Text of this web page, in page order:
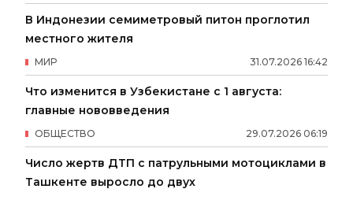
В Индонезии семиметровый питон проглотил
местного жителя
31.07.2026 16:42
МИР
Что изменится в Узбекистане с 1 августа:
главные нововведения
29.07.2026 06:19
ОБЩЕСТВО
Число жертв ДТП с патрульными мотоциклами в
Ташкенте выросло до двух